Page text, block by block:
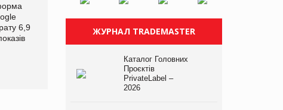
6,9
Мережа супермаркетів
VARUS купує мережу
магазинів формату
налічуватиме 374
магазини
Російська атака 5 серпня
стала одним із
наймасштабніших ударів
ЖУРНАЛ TRADEMASTER
Каталог Головних
Проєктів
PrivateLabel –
2026